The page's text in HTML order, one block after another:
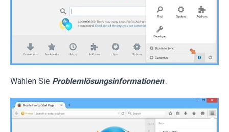
Wählen Sie Problemlösungsinformationen .